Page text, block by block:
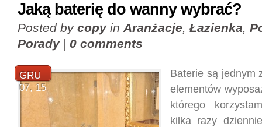
Jaką baterię do wanny wybrać?
Posted by copyin Aranżacje, Łazienka,
Porady| 0 comments
GRU
07, 15
Baterie są jednym
elementów
którego
kilka razy